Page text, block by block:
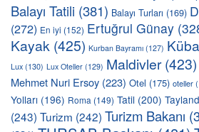
Balayı Tatili (381) Balayı Turları (169)
(272) En iyi (152) Ertuğrul Günay
Kayak (425) Kurban Bayramı (127) Küba
Lux (130) Lux Oteller (129) Maldivler(423)
Mehmet Nuri Ersoy (223) Otel (175) oteller
Yolları (196) Roma (149) Tatil (200) Tayland
(243) Turizm (242) Turizm Bakanı